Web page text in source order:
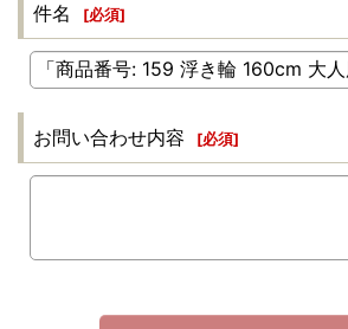
件名 [必須]
お問い合わせ内容 [必須]